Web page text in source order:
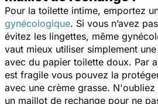
Pour la toilette intime, emportez
gynécologique. Si vous n’avez
évitez les lingettes, même
vaut mieux utiliser simplement
avec du papier toilette doux. Par
est fragile vous pouvez la
avec une crème grasse. N'oubliez
un maillot de rechange pour ne